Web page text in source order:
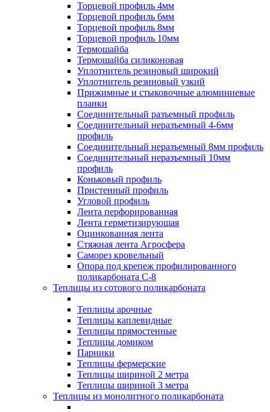
Торцевой профиль 4мм
Торцевой профиль 6мм
Торцевой профиль 8мм
Торцевой профиль 10мм
Термошайба
Термошайба силиконовая
Уплотнитель резиновый широкий
Уплотнитель резиновый узкий
Прижимные и стыковочные алюминиевые
планки
Соединительный разъемный профиль
Соединительный неразъемный 4-6мм
профиль
Соединительный неразъемный 8мм профиль
Соединительный неразъемный 10мм
профиль
Коньковый профиль
Пристенный профиль
Угловой профиль
Лента перфорированная
Лента герметизирующая
Оцинкованная лента
Стяжная лента Агросфера
Саморез кровельный
Опора под крепеж профилированного
поликарбоната С-8
Теплицы из сотового поликарбоната
Теплицы арочные
Теплицы каплевидные
Теплицы прямостенные
Теплицы домиком
Парники
Теплицы фермерские
Теплицы шириной 2 метра
Теплицы шириной 3 метра
Теплицы из монолитного поликарбоната